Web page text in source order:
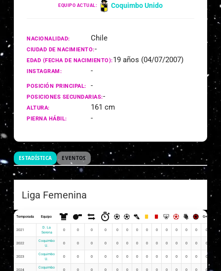
EQUIPO ACTUAL: Coquimbo Unido
NACIONALIDAD: Chile
CIUDAD DE NACIMIENTO:-
EDAD (FECHA DE NACIMIENTO):19 años (04/07/2007)
INSTAGRAM: -
POSICIÓN PRINCIPAL: -
POSICIONES SECUNDARIAS:-
ALTURA: 161 cm
PIERNA HÁBIL: -
ESTADÍSTICA EVENTOS
Liga Femenina
Temporada Equipo G+A
2021
D. La
Serena
0 0 0 0 0 0 0 0 0 0 0 0 0 0 0
2022
Coquimbo
U.
0 0 0 0 0 0 0 0 0 0 0 0 0 0
2023
Coquimbo
U.
0 0 0 0 0 0 0 0 0 0 0 0 0 0
2024
Coquimbo
0 0 0 0 0 0 0 0 0 0 0 0 0 0